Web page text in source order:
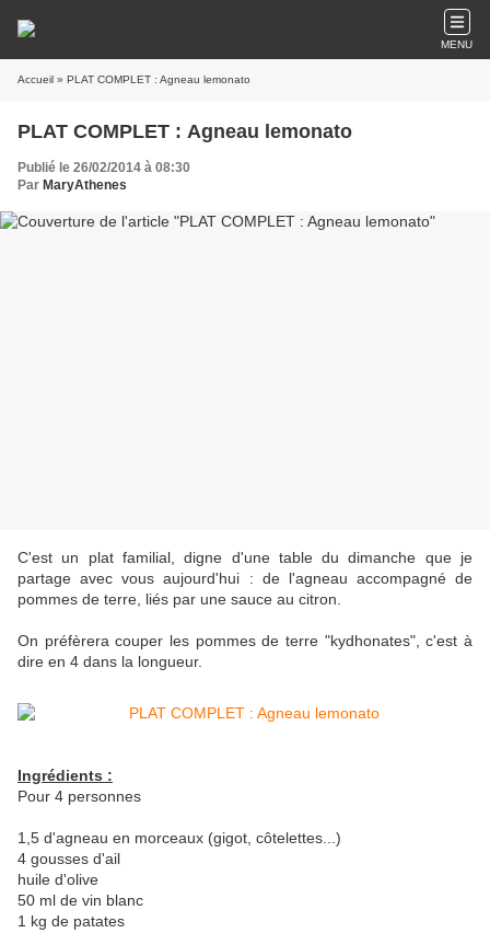
MENU
Accueil » PLAT COMPLET : Agneau lemonato
PLAT COMPLET : Agneau lemonato
Publié le 26/02/2014 à 08:30
Par MaryAthenes
C'est un plat familial, digne d'une table du dimanche que je
partage avec vous aujourd'hui : de l'agneau accompagné de
pommes de terre, liés par une sauce au citron.
On préfèrera couper les pommes de terre "kydhonates", c'est à
dire en 4 dans la longueur.
Ingrédients :
Pour 4 personnes
1,5 d'agneau en morceaux (gigot, côtelettes...)
4 gousses d'ail
huile d'olive
50 ml de vin blanc
1 kg de patates